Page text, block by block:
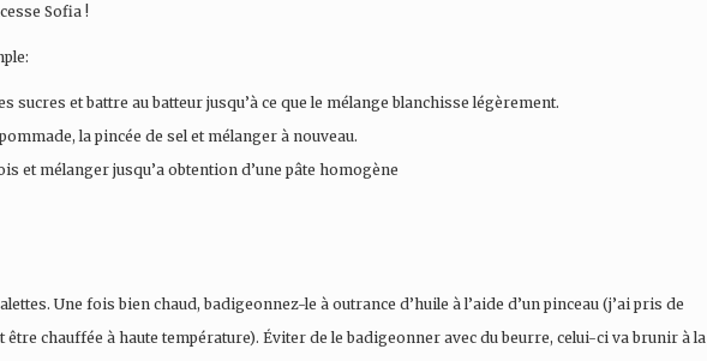
Sofia !
sucres et battre au batteur jusqu’à ce que le mélange blanchisse légèrement.
la pincée de sel et mélanger à nouveau.
et mélanger jusqu’a obtention d’une pâte homogène
Une fois bien chaud, badigeonnez-le à outrance d’huile à l’aide d’un pinceau (j’ai pris de
être chauffée à haute température). Éviter de le badigeonner avec du beurre, celui-ci va brunir à la